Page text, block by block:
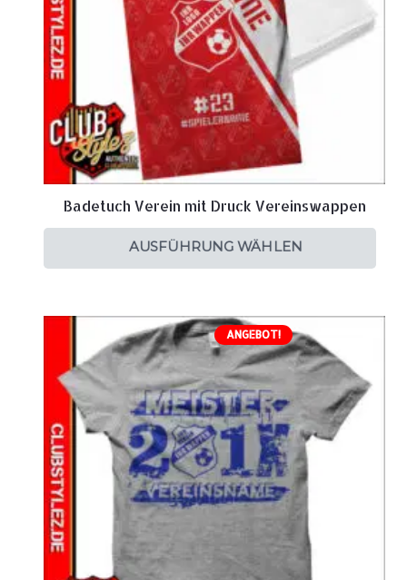
Badetuch Verein mit Druck Vereinswappen
AUSFÜHRUNG WÄHLEN
ANGEBOT!